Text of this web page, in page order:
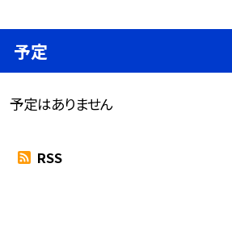
予定
予定はありません
RSS